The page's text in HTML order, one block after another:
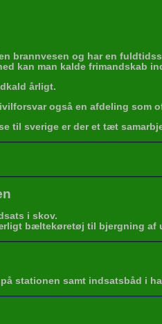
brannvesen og har en
kan man kalde frimandskab
årligt.
også en afdeling som
til sverige er der et tæt
i skov.
bæltekøretøj til bjergning af
stationen samt indsatsbåd i